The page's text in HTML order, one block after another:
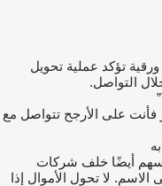
تؤكد عملية تحويل
التواصل.
فأنت على الأرجح تتواصل مع
أيضًا خلف شركات
لا تحول الأموال إذا